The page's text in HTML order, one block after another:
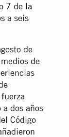
7 de la
a seis
de
de
dos años
Código